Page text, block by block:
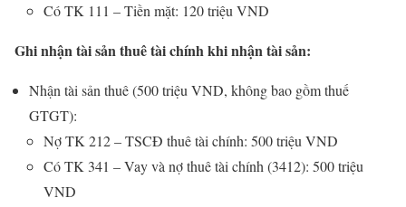
Có TK 111 – Tiền mặt: 120 triệu VND
Ghi nhận tài sản thuê tài chính khi nhận tài sản:
Nhận tài sản thuê (500 triệu VND, không bao gồm thuế
GTGT):
Nợ TK 212 – TSCĐ thuê tài chính: 500 triệu VND
Có TK 341 – Vay và nợ thuê tài chính (3412): 500 triệu
VND